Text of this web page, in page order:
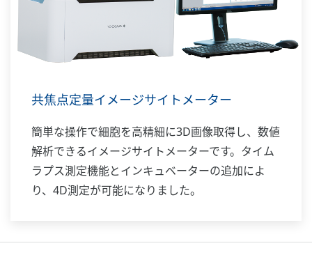
共焦点定量イメージサイトメーター
簡単な操作で細胞を高精細に3D画像取得し、数値
解析できるイメージサイトメーターです。タイム
ラプス測定機能とインキュベーターの追加によ
り、4D測定が可能になりました。